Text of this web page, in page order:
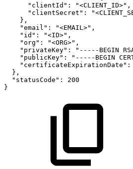
"clientId" : "<CLIENT_ID>" ,
"clientSecret" :
} ,
"email" : "<EMAIL>" ,
"id" : "<ID>" ,
"org" : "<ORG>" ,
"privateKey" : "-----BEGIN
"publicKey" : "-----BEGIN
"certificateExpirationDate" :
} ,
"statusCode" :
200
}